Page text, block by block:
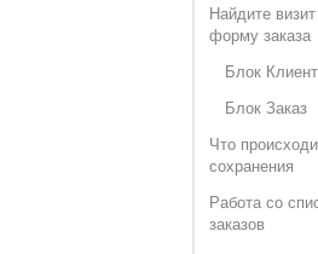
Найдите
форму заказа
Блок Клиент
Блок Заказ
Что
сохранения
Работа со
заказов